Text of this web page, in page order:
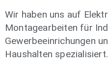
Wir haben uns auf
Montagearbeiten für
Gewerbeeinrichungen
Haushalten spezialisiert.